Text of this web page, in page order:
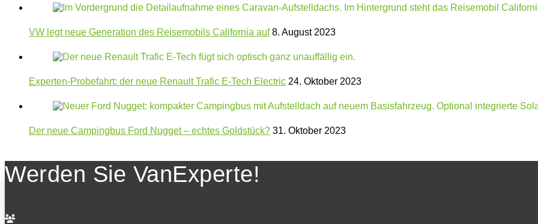
VW legt neue Generation des Reisemobils California auf8. August 2023
Experten-Probefahrt: der neue Renault Trafic E-Tech Electric 24. Oktober 2023
Der neue Campingbus Ford Nugget – echtes Goldstück? 31. Oktober 2023
Werden Sie VanExperte!
